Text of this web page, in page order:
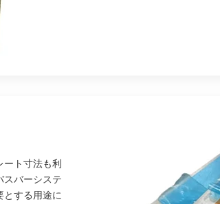
ト寸法も利
バーシステ
する用途に